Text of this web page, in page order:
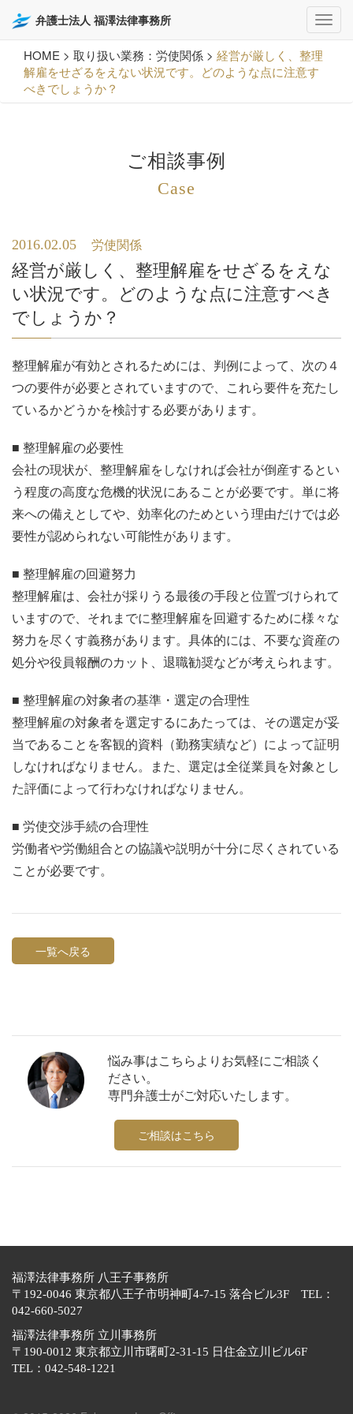
弁護士法人 福澤法律事務所
HOME > 取り扱い業務：労使関係 > 経営が厳しく、整理
解雇をせざるをえない状況です。どのような点に注意す
べきでしょうか？
ご相談事例
Case
2016.02.05 労使関係
経営が厳しく、整理解雇をせざるをえな
い状況です。どのような点に注意すべき
でしょうか？
整理解雇が有効とされるためには、判例によって、次の４
つの要件が必要とされていますので、これら要件を充たし
ているかどうかを検討する必要があります。
■ 整理解雇の必要性
会社の現状が、整理解雇をしなければ会社が倒産するとい
う程度の高度な危機的状況にあることが必要です。単に将
来への備えとしてや、効率化のためという理由だけでは必
要性が認められない可能性があります。
■ 整理解雇の回避努力
整理解雇は、会社が採りうる最後の手段と位置づけられて
いますので、それまでに整理解雇を回避するために様々な
努力を尽くす義務があります。具体的には、不要な資産の
処分や役員報酬のカット、退職勧奨などが考えられます。
■ 整理解雇の対象者の基準・選定の合理性
整理解雇の対象者を選定するにあたっては、その選定が妥
当であることを客観的資料（勤務実績など）によって証明
しなければなりません。また、選定は全従業員を対象とし
た評価によって行わなければなりません。
■ 労使交渉手続の合理性
労働者や労働組合との協議や説明が十分に尽くされている
ことが必要です。
一覧へ戻る
悩み事はこちらよりお気軽にご相談く
ださい。
専門弁護士がご対応いたします。
ご相談はこちら
福澤法律事務所 八王子事務所
〒192-0046 東京都八王子市明神町4-7-15 落合ビル3F TEL：
042-660-5027
福澤法律事務所 立川事務所
〒190-0012 東京都立川市曙町2-31-15 日住金立川ビル6F
TEL：042-548-1221